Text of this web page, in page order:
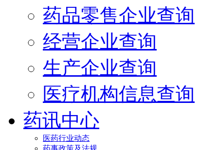
药品零售企业查询
经营企业查询
生产企业查询
医疗机构信息查询
药讯中心
医药行业动态
药事政策及法规